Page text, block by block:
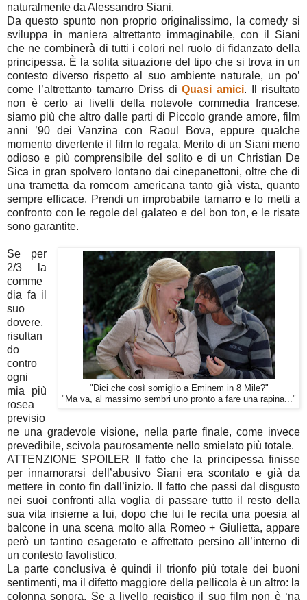
naturalmente da Alessandro Siani.
Da questo spunto non proprio originalissimo, la comedy si
sviluppa in maniera altrettanto immaginabile, con il Siani
che ne combinerà di tutti i colori nel ruolo di fidanzato della
principessa. È la solita situazione del tipo che si trova in un
contesto diverso rispetto al suo ambiente naturale, un po’
come l’altrettanto tamarro Driss diQuasi amici. Il risultato
non è certo ai livelli della notevole commedia francese,
siamo più che altro dalle parti di Piccolo grande amore, film
anni ’90 dei Vanzina con Raoul Bova, eppure qualche
momento divertente il film lo regala. Merito di un Siani meno
odioso e più comprensibile del solito e di un Christian De
Sica in gran spolvero lontano dai cinepanettoni, oltre che di
una trametta da romcom americana tanto già vista, quanto
sempre efficace. Prendi un improbabile tamarro e lo metti a
confronto con le regole del galateo e del bon ton, e le risate
sono garantite.
"Dici che così somiglio a Eminem in 8 Mile?"
"Ma va, al massimo sembri uno pronto a fare una rapina..."
Se per
2/3 la
comme
dia fa il
suo
dovere,
risultan
do
contro
ogni
mia più
rosea
previsio
ne una gradevole visione, nella parte finale, come invece
prevedibile, scivola paurosamente nello smielato più totale.
ATTENZIONE SPOILER Il fatto che la principessa finisse
per innamorarsi dell’abusivo Siani era scontato e già da
mettere in conto fin dall’inizio. Il fatto che passi dal disgusto
nei suoi confronti alla voglia di passare tutto il resto della
sua vita insieme a lui, dopo che lui le recita una poesia al
balcone in una scena molto alla Romeo + Giulietta, appare
però un tantino esagerato e affrettato persino all’interno di
un contesto favolistico.
La parte conclusiva è quindi il trionfo più totale dei buoni
sentimenti, ma il difetto maggiore della pellicola è un altro: la
colonna sonora. Se a livello registico il suo film non è ‘na